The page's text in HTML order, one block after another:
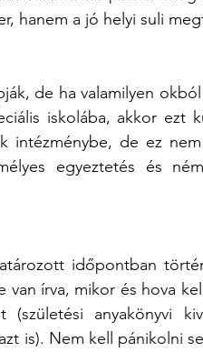
hanem a jó helyi suli
de ha valamilyen
iskolába, akkor ezt
intézménybe, de ez
egyeztetés és
időpontban
írva, mikor és hova
anyakönyvi
is). Nem kell pánikolni